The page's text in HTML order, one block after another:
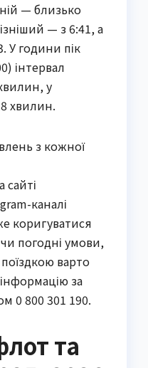
— близько
— з 6:41, а
У години пік
інтервал
у
хвилин.
з кожної
сайті
каналі
коригуватися
погодні умови,
варто
за
0 800 301 190.
та